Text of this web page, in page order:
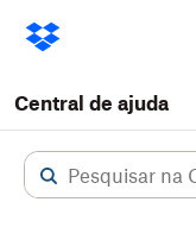
Central de ajuda